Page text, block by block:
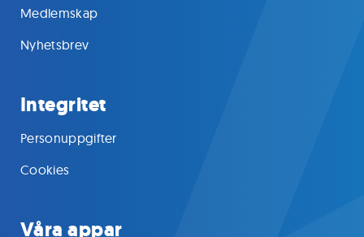
Medlemskap
Nyhetsbrev
Integritet
Personuppgifter
Cookies
Våra appar